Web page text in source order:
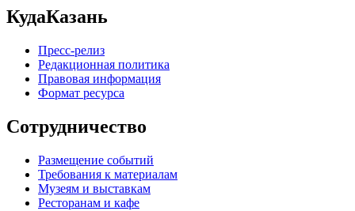
КудаКазань
Пресс-релиз
Редакционная политика
Правовая информация
Формат ресурса
Сотрудничество
Размещение событий
Требования к материалам
Музеям и выставкам
Ресторанам и кафе